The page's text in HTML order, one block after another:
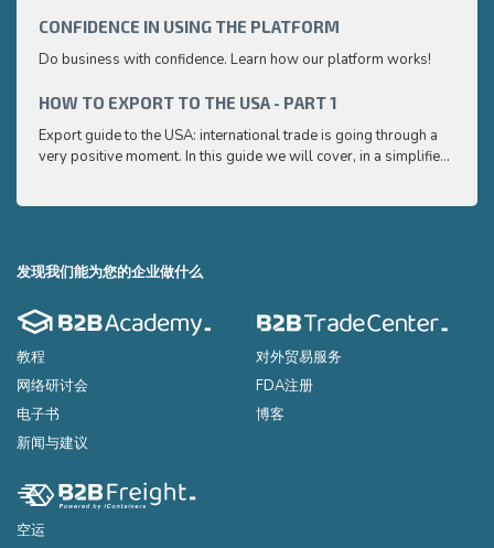
CONFIDENCE IN USING THE PLATFORM
Do business with confidence. Learn how our platform works!
HOW TO EXPORT TO THE USA - PART 1
Export guide to the USA: international trade is going through a
very positive moment. In this guide we will cover, in a simplified
to
发现我们能为您的企业做什么
教程
网络研讨会
电子书
新闻与建议
对外贸易服务
FDA注册
博客
空运